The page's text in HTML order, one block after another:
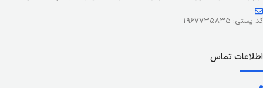
کد پستی: ۱۹۶۷۷۳۵۸۳۵
اطلاعات تماس